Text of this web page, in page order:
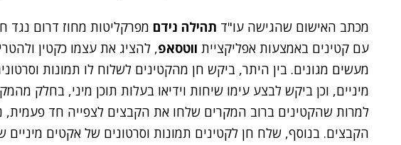
מכתב האישום שהגישה עו"ד תהילה נידם מפרקליטות מחוז דרום נגד
עם קטינים באמצעות אפליקציית ווטסאפ, להציג את עצמו כקטין
מעשים מגונים. בין היתר, ביקש חן מהקטינים לשלוח לו תמונות
מיניים, וכן ביקש לבצע עימו שיחות וידיאו בעלות תוכן מיני, בחלק
למרות שהקטינים ברוב המקרים שלחו את הקבצים לצפייה חד
הקבצים. בנוסף, שלח חן לקטינים תמונות וסרטונים של אקטים מיניים